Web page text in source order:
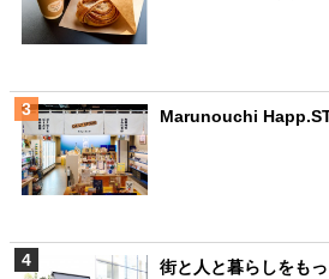
Marunouchi
街と人と暮らしをも